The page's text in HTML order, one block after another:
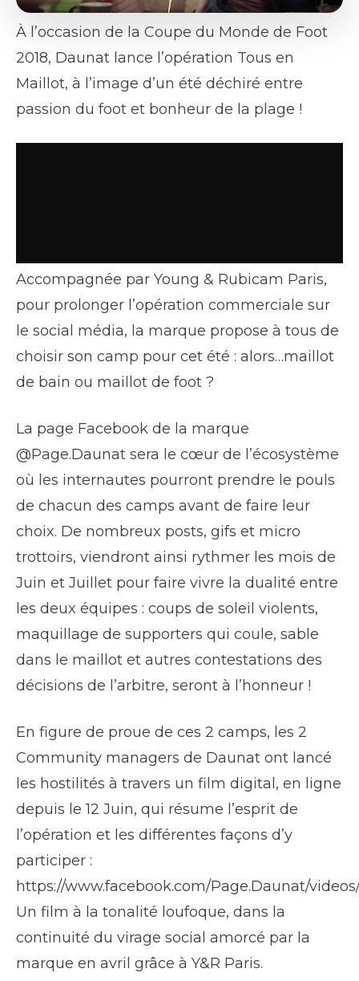
À l’occasion de la Coupe du Monde de Foot
2018, Daunat lance l’opération Tous en
Maillot, à l’image d’un été déchiré entre
passion du foot et bonheur de la plage !
Accompagnée par Young & Rubicam Paris,
pour prolonger l’opération commerciale sur
le social média, la marque propose à tous de
choisir son camp pour cet été : alors…maillot
de bain ou maillot de foot ?
La page Facebook de la marque
@Page.Daunat sera le cœur de l’écosystème
où les internautes pourront prendre le pouls
de chacun des camps avant de faire leur
choix. De nombreux posts, gifs et micro
trottoirs, viendront ainsi rythmer les mois de
Juin et Juillet pour faire vivre la dualité entre
les deux équipes : coups de soleil violents,
maquillage de supporters qui coule, sable
dans le maillot et autres contestations des
décisions de l’arbitre, seront à l’honneur !
En figure de proue de ces 2 camps, les 2
Community managers de Daunat ont lancé
les hostilités à travers un film digital, en ligne
depuis le 12 Juin, qui résume l’esprit de
l’opération et les différentes façons d’y
participer :
https://www.facebook.com/Page.Daunat/videos/
Un film à la tonalité loufoque, dans la
continuité du virage social amorcé par la
marque en avril grâce à Y&R Paris.